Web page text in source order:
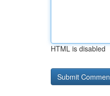
HTML is disabled